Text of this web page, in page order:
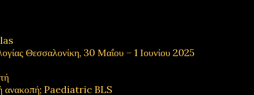
Θεσσαλονίκη, 30 Μαΐου – 1 Ιουνίου 2025
ανακοπή; Paediatric BLS